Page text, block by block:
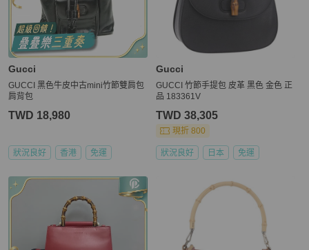
Gucci
GUCCI 黑色牛皮中古mini竹節雙肩包
肩背包
TWD 18,980
狀況良好 香港 免運
Gucci
GUCCI 竹節手提包 皮革 黑色 金色 正
品 183361V
TWD 38,305
現折 800
狀況良好 日本 免運